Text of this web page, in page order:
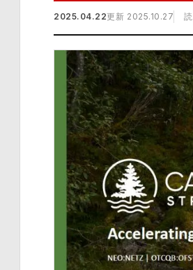
2025.04.22更新 2025.10.27